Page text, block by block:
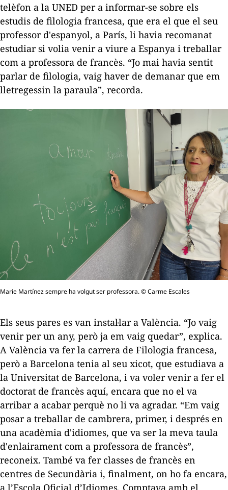
telèfon a la UNED per a informar-se sobre els
estudis de filologia francesa, que era el que el seu
professor d'espanyol, a París, li havia recomanat
estudiar si volia venir a viure a Espanya i treballar
com a professora de francès. “Jo mai havia sentit
parlar de filologia, vaig haver de demanar que em
lletregessin la paraula”, recorda.
Marie Martínez sempre ha volgut ser professora. © Carme Escales
Els seus pares es van instal·lar a València. “Jo vaig
venir per un any, però ja em vaig quedar”, explica.
A València va fer la carrera de Filologia francesa,
però a Barcelona tenia al seu xicot, que estudiava a
la Universitat de Barcelona, i va voler venir a fer el
doctorat de francès aquí, encara que no el va
arribar a acabar perquè no li va agradar. “Em vaig
posar a treballar de cambrera, primer, i després en
una acadèmia d'idiomes, que va ser la meva taula
d'enlairament com a professora de francès”,
reconeix. També va fer classes de francès en
centres de Secundària i, finalment, on ho fa encara,
a l’Escola Oficial d’Idiomes. Comptava amb el